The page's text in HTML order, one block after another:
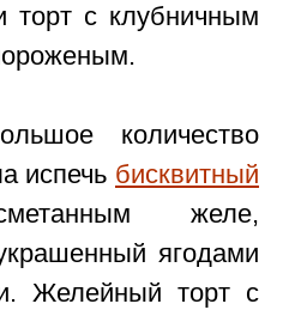
торт с клубничным
количество
испечь бисквитный
желе,
ягодами
Желейный торт с